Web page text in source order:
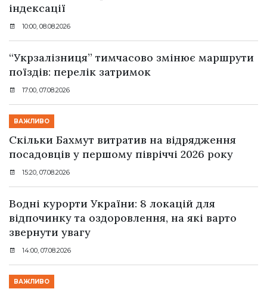
індексації
10:00, 08.08.2026
“Укрзалізниця” тимчасово змінює маршрути
поїздів: перелік затримок
17:00, 07.08.2026
ВАЖЛИВО
Скільки Бахмут витратив на відрядження
посадовців у першому півріччі 2026 року
15:20, 07.08.2026
Водні курорти України: 8 локацій для
відпочинку та оздоровлення, на які варто
звернути увагу
14:00, 07.08.2026
ВАЖЛИВО